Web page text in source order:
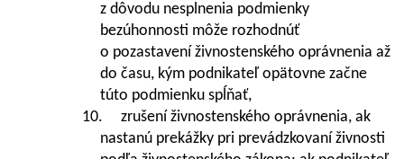
z dôvodu nesplnenia podmienky
bezúhonnosti môže rozhodnúť
o pozastavení živnostenského oprávnenia až
do času, kým podnikateľ opätovne začne
túto podmienku spĺňať,
10. zrušení živnostenského oprávnenia, ak
nastanú prekážky pri prevádzkovaní živnosti